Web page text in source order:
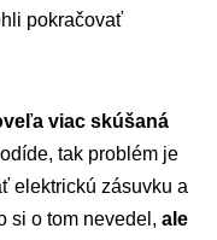
pokračovať
viac skúšaná
tak problém je
elektrickú zásuvku a
si o tom nevedel, ale